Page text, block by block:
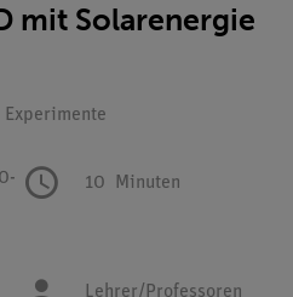
mit Solarenergie
10 Minuten
Lehrer/Professoren